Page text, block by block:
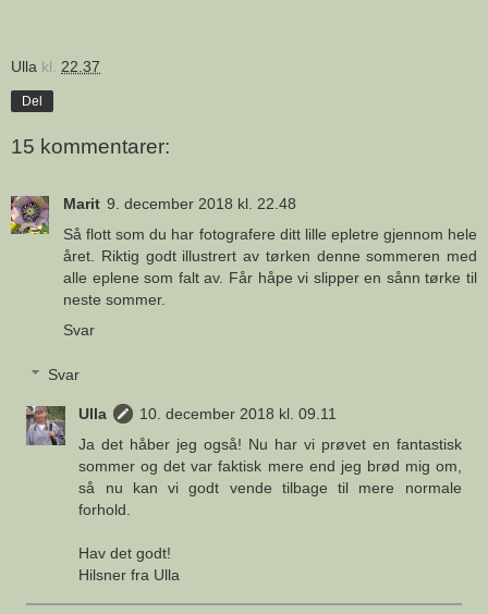
Ulla kl. 22.37
Del
15 kommentarer:
Marit 9. december 2018 kl. 22.48
Så flott som du har fotografere ditt lille epletre gjennom hele
året. Riktig godt illustrert av tørken denne sommeren med
alle eplene som falt av. Får håpe vi slipper en sånn tørke til
neste sommer.
Svar
Svar
Ulla
10. december 2018 kl. 09.11
Ja det håber jeg også! Nu har vi prøvet en fantastisk
sommer og det var faktisk mere end jeg brød mig om,
så nu kan vi godt vende tilbage til mere normale
forhold.
Hav det godt!
Hilsner fra Ulla